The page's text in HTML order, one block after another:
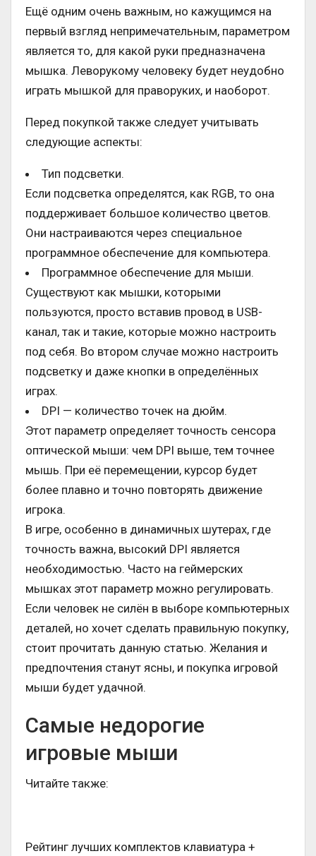
Ещё одним очень важным, но кажущимся на
первый взгляд непримечательным, параметром
является то, для какой руки предназначена
мышка. Леворукому человеку будет неудобно
играть мышкой для праворуких, и наоборот.
Перед покупкой также следует учитывать
следующие аспекты:
Тип подсветки.
Если подсветка определятся, как RGB, то она
поддерживает большое количество цветов.
Они настраиваются через специальное
программное обеспечение для компьютера.
Программное обеспечение для мыши.
Существуют как мышки, которыми
пользуются, просто вставив провод в USB-
канал, так и такие, которые можно настроить
под себя. Во втором случае можно настроить
подсветку и даже кнопки в определённых
играх.
DPI — количество точек на дюйм.
Этот параметр определяет точность сенсора
оптической мыши: чем DPI выше, тем точнее
мышь. При её перемещении, курсор будет
более плавно и точно повторять движение
игрока.
В игре, особенно в динамичных шутерах, где
точность важна, высокий DPI является
необходимостью. Часто на геймерских
мышках этот параметр можно регулировать.
Если человек не силён в выборе компьютерных
деталей, но хочет сделать правильную покупку,
стоит прочитать данную статью. Желания и
предпочтения станут ясны, и покупка игровой
мыши будет удачной.
Самые недорогие
игровые мыши
Читайте также:
Рейтинг лучших комплектов клавиатура +